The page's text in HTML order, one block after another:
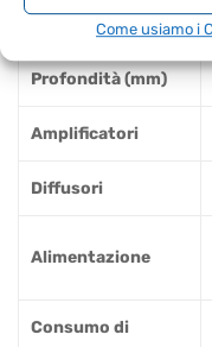
Come usiamo i
Altezza (mm)
Profondità (mm)
Amplificatori
Diffusori
Alimentazione
Consumo di